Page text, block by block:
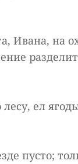
Ивана, на
ел
пусто;